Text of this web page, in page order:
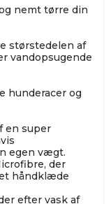
nemt tørre din
størstedelen af
vandopsugende
hunderacer og
en super
egen vægt.
der
håndklæde
efter vask af